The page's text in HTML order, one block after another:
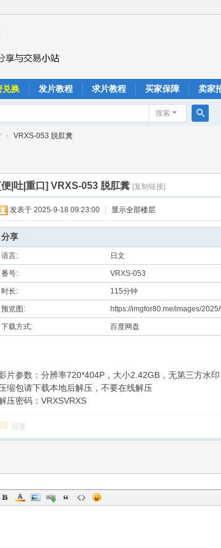
兑换 发片教程 求片教程 买家保障 卖家
搜索
› VRXS-053 脱肛糞
[便|吐|重口]VRXS-053 脱肛糞 [复制链接]
发表于 2025-9-18 09:23:00 显示全部楼层
分享
语言: 日文
番号: VRXS-053
时长: 115分钟
预览图: https://imgfor80.me/images/
下载方式: 百度网盘
片参数：分辨率720*404P，大小2.42GB，无第三方水印
缩包请下载本地后解压，不要在线解压
压密码：VRXSVRXS
回复